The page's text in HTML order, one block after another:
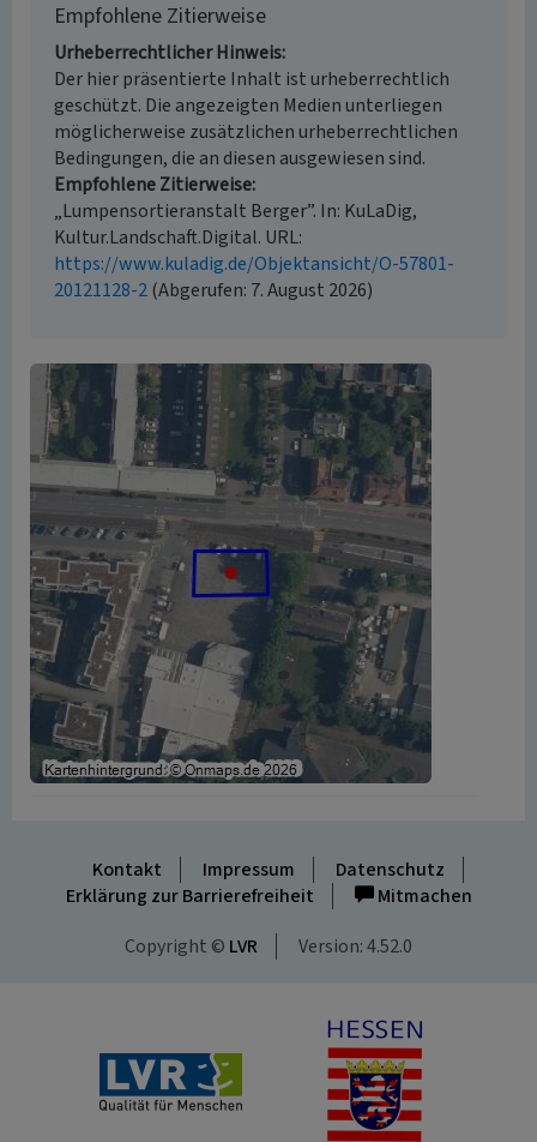
Empfohlene Zitierweise
Urheberrechtlicher Hinweis
Der hier präsentierte Inhalt ist urheberrechtlich
geschützt. Die angezeigten Medien unterliegen
möglicherweise zusätzlichen urheberrechtlichen
Bedingungen, die an diesen ausgewiesen sind.
Empfohlene Zitierweise
„Lumpensortieranstalt Berger”. In: KuLaDig,
Kultur.Landschaft.Digital. URL:
https://www.kuladig.de/Objektansicht/O-57801-
20121128-2(Abgerufen: 7. August 2026)
Kontakt Impressum
Datenschutz
Erklärung zur Barrierefreiheit
Mitmachen
Copyright © LVR Version: 4.52.0